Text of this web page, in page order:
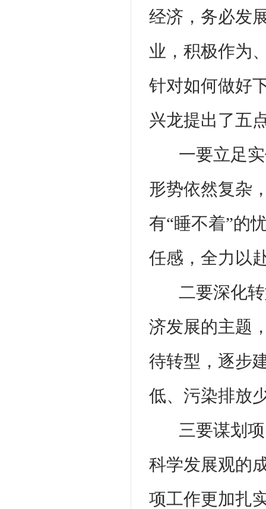
经济，务必发
业，积极作为
针对如何做好
兴龙提出了五
一要立足
形势依然复杂
有“睡不着”的
任感，全力以
二要深化
济发展的主题
待转型，逐步
低、污染排放
三要谋划
科学发展观的
项工作更加扎